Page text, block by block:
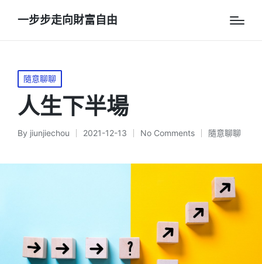
一步步走向財富自由
Posted
in
隨意聊聊
人生下半場
Posted
By jiunjiechou 2021-12-13 No Comments
Posted
隨意聊聊